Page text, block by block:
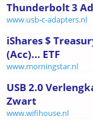
Thunderbolt 3
www.usb-c-adapters.nl
iShares $
(Acc)... ETF
www.morningstar.nl
USB 2.0
Zwart
www.wifihouse.nl